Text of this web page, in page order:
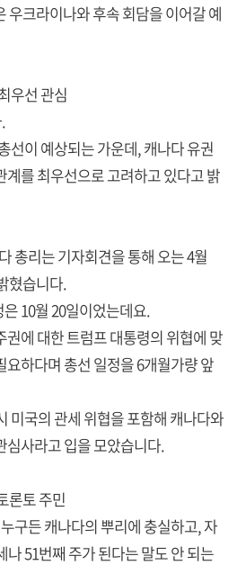
우크라이나와 후속 회담을 이어갈 예
우선 관심
선이 예상되는 가운데, 캐나다 유권
계를 최우선으로 고려하고 있다고 밝
총리는 기자회견을 통해 오는 4월
혔습니다.
10월 20일이었는데요.
권에 대한 트럼프 대통령의 위협에 맞
요하다며 총선 일정을 6개월가량 앞
미국의 관세 위협을 포함해 캐나다와
심사라고 입을 모았습니다.
론토 주민
구든 캐나다의 뿌리에 충실하고, 자
51번째 주가 된다는 말도 안 되는